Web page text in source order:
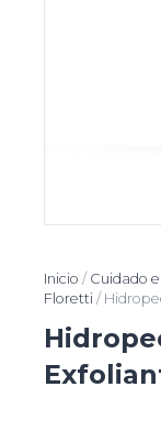
Inicio / Cuidado
Floretti /